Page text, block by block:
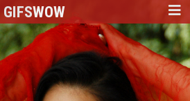
GIFSWOW